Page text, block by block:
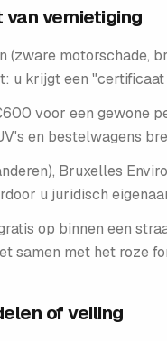
vernietiging
(zware motorschade,
u krijgt een
voor een gewone
en bestelwagens
Bruxelles
u juridisch
op binnen een
samen met het roze
of veiling